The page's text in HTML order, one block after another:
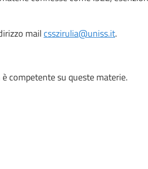
mail csszirulia@uniss.it.
competente su queste materie.